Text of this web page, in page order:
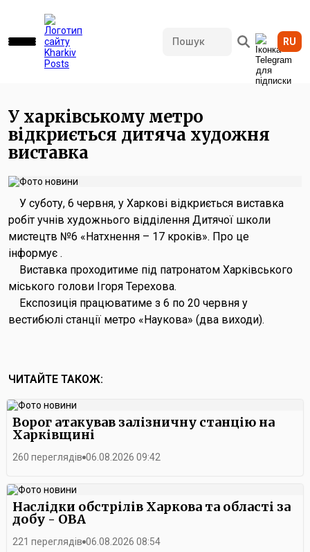
RU
1040 переглядів • 05.06.2026 16:15
У харківському метро
відкриється дитяча художня
виставка
У суботу, 6 червня, у Харкові відкриється виставка
робіт учнів художнього відділення Дитячої школи
мистецтв №6 «Натхнення – 17 кроків». Про це
інформує .
Виставка проходитиме під патронатом Харківського
міського голови Ігоря Терехова.
Експозиція працюватиме з 6 по 20 червня у
вестибюлі станції метро «Наукова» (два виходи).
ЧИТАЙТЕ ТАКОЖ:
Ворог атакував залізничну станцію на
Харківщині
260 переглядів 06.08.2026 09:42
Наслідки обстрілів Харкова та області за
добу - ОВА
221 переглядів 06.08.2026 08:54